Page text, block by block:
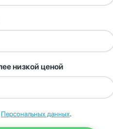
низкой ценой
Персональных данных.